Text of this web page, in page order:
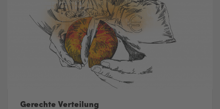
Gerechte Verteilung